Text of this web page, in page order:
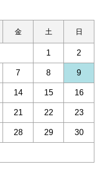
金 土 日
1 2
7 8 9
14 15 16
21 22 23
28 29 30